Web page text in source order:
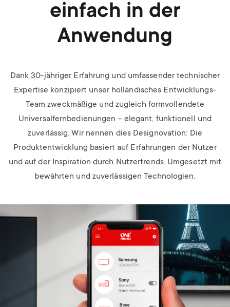
einfach in der
Anwendung
Dank 30-jähriger Erfahrung und umfassender technischer
Expertise konzipiert unser holländisches Entwicklungs-
Team zweckmäßige und zugleich formvollendete
Universalfernbedienungen – elegant, funktionell und
zuverlässig. Wir nennen dies Designovation: Die
Produktentwicklung basiert auf Erfahrungen der Nutzer
und auf der Inspiration durch Nutzertrends. Umgesetzt mit
bewährten und zuverlässigen Technologien.